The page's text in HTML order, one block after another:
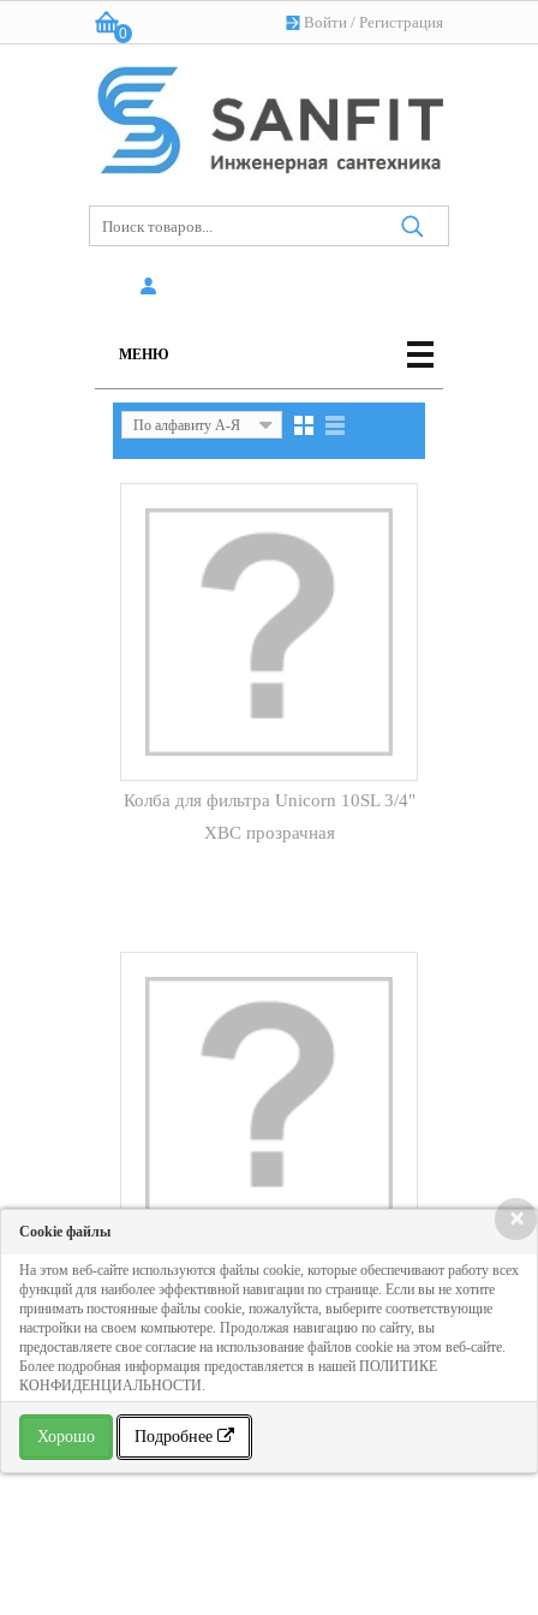
Войти / Регистрация
Корзина:
0
(пусто)
МЕНЮ
По алфавиту А-Я
Колба для фильтра Unicorn 10SL 3/4"
ХВС прозрачная
Колба для фильтра двойная Unicorn
10SL 3/4" ХВС прозрачная
×
Cookie файлы
На этом веб-сайте используются файлы cookie, которые обеспечивают работу всех
функций для наиболее эффективной навигации по странице. Если вы не хотите
принимать постоянные файлы cookie, пожалуйста, выберите соответствующие
настройки на своем компьютере. Продолжая навигацию по сайту, вы
предоставляете свое согласие на использование файлов cookie на этом веб-сайте.
Более подробная информация предоставляется в нашей ПОЛИТИКЕ
КОНФИДЕНЦИАЛЬНОСТИ.
Хорошо Подробнее